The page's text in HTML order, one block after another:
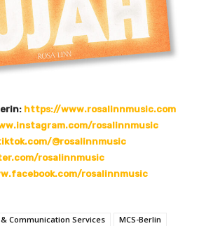
https://www.rosalinnmusic.com
rosalinnmusic
@rosalinnmusic
rosalinnmusic
rosalinnmusic
Communication Services
MCS-Berlin